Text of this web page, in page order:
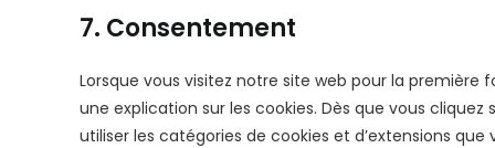
7. Consentement
Lorsque vous visitez notre site web pour la
une explication sur les cookies. Dès que vous cliquez
utiliser les catégories de cookies et d’extensions